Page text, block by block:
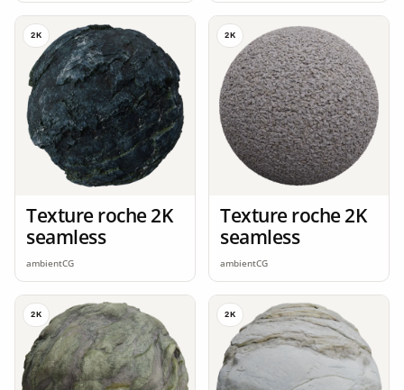
2K
Texture roche 2K
seamless
ambientCG
2K
Texture roche 2K
seamless
ambientCG
2K 2K